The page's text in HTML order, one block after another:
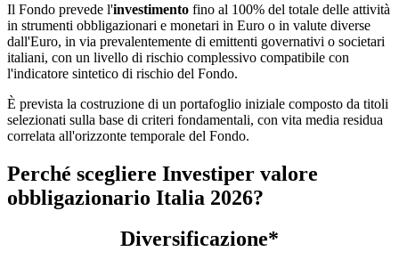
Il Fondo prevede l'investimento fino al 100% del totale delle attività
in strumenti obbligazionari e monetari in Euro o in valute diverse
dall'Euro, in via prevalentemente di emittenti governativi o societari
italiani, con un livello di rischio complessivo compatibile con
l'indicatore sintetico di rischio del Fondo.
È prevista la costruzione di un portafoglio iniziale composto da titoli
selezionati sulla base di criteri fondamentali, con vita media residua
correlata all'orizzonte temporale del Fondo.
Perché scegliere Investiper valore
obbligazionario Italia 2026?
Diversificazione*